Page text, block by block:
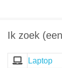
Ik zoek
Laptop